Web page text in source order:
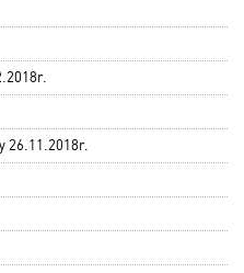
26.11.2018r.